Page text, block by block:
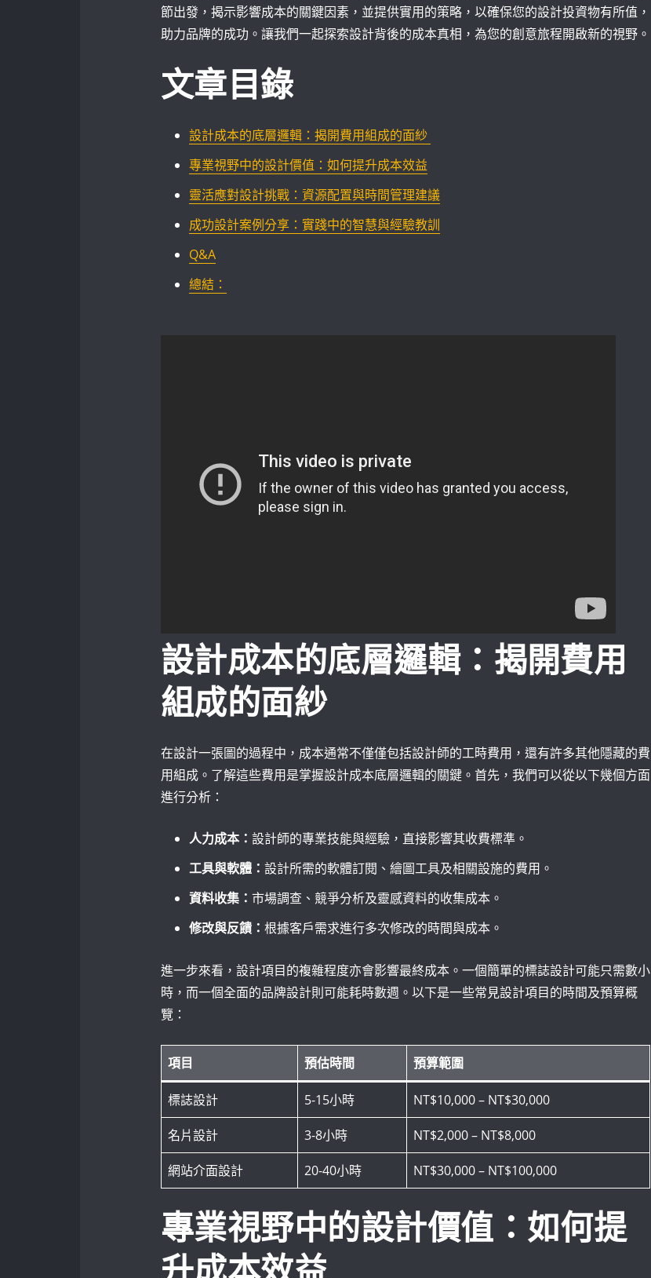
節出發，揭示影響成本的關鍵因素，並提供實用的策略，以確保您的設計投資物有所值，
助力品牌的成功。讓我們一起探索設計背後的成本真相，為您的創意旅程開啟新的視野。
文章目錄
設計成本的底層邏輯：揭開費用組成的面紗 ⁢
專業視野中的設計價值：如何提升成本效益
靈活應對設計挑戰：資源配置與時間管理建議
成功設計案例分享：實踐中的智慧與經驗教訓
Q&A
總結：
設計成本的底層邏輯：揭開費用
組成的面紗
在設計一張圖的過程中，成本通常不僅僅包括設計師的工時費用，還有許多其他隱藏的費
用組成。了解這些費用是掌握設計成本底層邏輯的關鍵。首先，我們可以從以下幾個方面
進行分析：
人力成本： 設計師的專業技能與經驗，直接影響其收費標準。
工具與軟體： 設計所需的軟體訂閱、繪圖工具及相關設施的費用。
資料收集： 市場調查、競爭分析及靈感資料的收集成本。
修改與反饋： 根據客戶需求進行多次修改的時間與成本。
進一步來看，設計項目的複雜程度亦會影響最終成本。一個簡單的標誌設計可能只需數小
時，而一個全面的品牌設計則可能耗時數週。以下是一些常見設計項目的時間及預算概
覽：
項目 預估時間 預算範圍
標誌設計 5-15小時 NT$10,000 – NT$30,000
名片設計 3-8小時 NT$2,000 – NT$8,000
網站介面設計 20-40小時 NT$30,000‌ – NT$100,000
專業視野中的設計價值：如何提